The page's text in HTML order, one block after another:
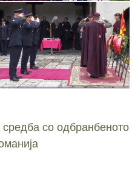
со одбранбеното